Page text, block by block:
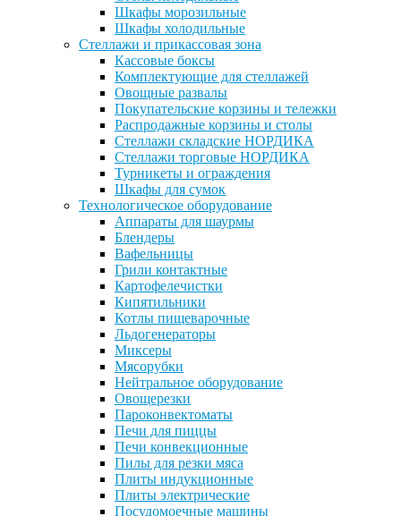
Шкафы морозильные
Шкафы холодильные
Стеллажи и прикассовая зона
Кассовые боксы
Комплектующие для стеллажей
Овощные развалы
Покупательские корзины и тележки
Распродажные корзины и столы
Стеллажи складские НОРДИКА
Стеллажи торговые НОРДИКА
Турникеты и ограждения
Шкафы для сумок
Технологическое оборудование
Аппараты для шаурмы
Блендеры
Вафельницы
Грили контактные
Картофелечистки
Кипятильники
Котлы пищеварочные
Льдогенераторы
Миксеры
Мясорубки
Нейтральное оборудование
Овощерезки
Пароконвектоматы
Печи для пиццы
Печи конвекционные
Пилы для резки мяса
Плиты индукционные
Плиты электрические
Посудомоечные машины